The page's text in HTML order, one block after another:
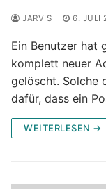
JARVIS 6. JULI
Ein Benutzer hat
komplett neuer
gelöscht. Solche
dafür, dass ein
WEITERLESEN →